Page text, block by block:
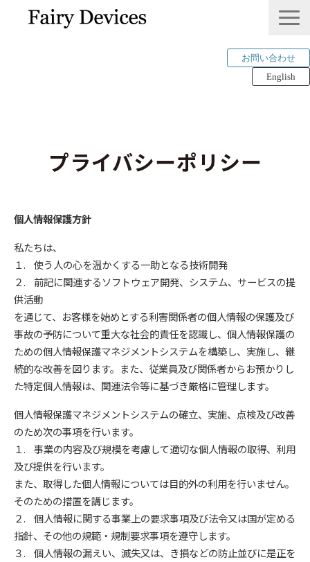
お問い合わせ
English
Tech Blog
プライバシーポリシー
個人情報保護方針
私たちは、
１. 使う人の心を温かくする一助となる技術開発
２. 前記に関連するソフトウェア開発、システム、サービスの提
供活動
を通じて、お客様を始めとする利害関係者の個人情報の保護及び
事故の予防について重大な社会的責任を認識し、個人情報保護の
ための個人情報保護マネジメントシステムを構築し、実施し、継
続的な改善を図ります。また、従業員及び関係者からお預かりし
た特定個人情報は、関連法令等に基づき厳格に管理します。
個人情報保護マネジメントシステムの確立、実施、点検及び改善
のため次の事項を行います。
１. 事業の内容及び規模を考慮して適切な個人情報の取得、利用
及び提供を行います。
また、取得した個人情報については目的外の利用を行いません。
そのための措置を講じます。
２. 個人情報に関する事業上の要求事項及び法令又は国が定める
指針、その他の規範・規制要求事項を遵守します。
３. 個人情報の漏えい、滅失又は、き損などの防止並びに是正を